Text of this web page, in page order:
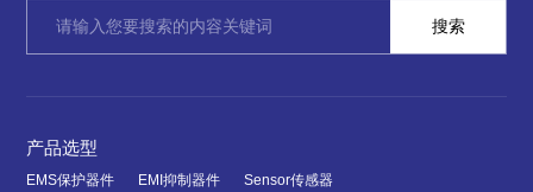
产品选型
EMS保护器件 EMI抑制器件
Sensor传感器